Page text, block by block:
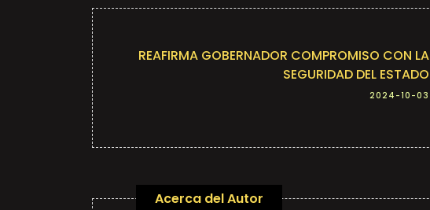
REAFIRMA GOBERNADOR COMPROMISO CON LA
SEGURIDAD DEL ESTADO
2024-10-03
Acerca del Autor